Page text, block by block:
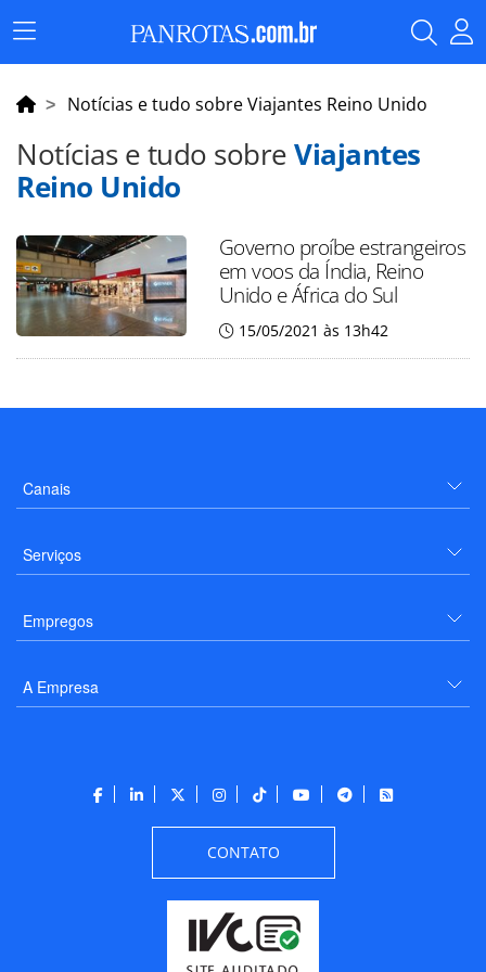
Menu
Principal
Notícias e tudo sobre Viajantes Reino Unido
Notícias e tudo sobreViajantes
Reino Unido
Governo proíbe estrangeiros
em voos da Índia, Reino
Unido e África do Sul
15/05/2021 às 13h42
Canais
Serviços
Empregos
A Empresa
CONTATO